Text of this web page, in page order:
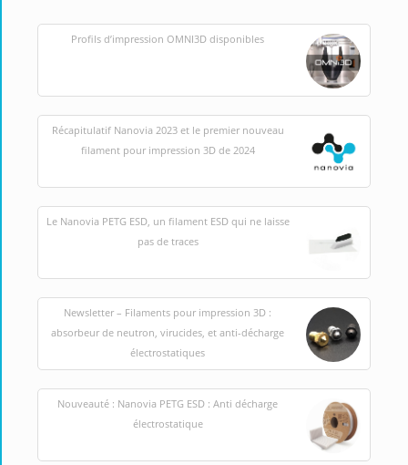
Profils d’impression OMNI3D disponibles
Récapitulatif Nanovia 2023 et le premier nouveau
filament pour impression 3D de 2024
Le Nanovia PETG ESD, un filament ESD qui ne laisse
pas de traces
Newsletter – Filaments pour impression 3D :
absorbeur de neutron, virucides, et anti-décharge
électrostatiques
Nouveauté : Nanovia PETG ESD : Anti décharge
électrostatique